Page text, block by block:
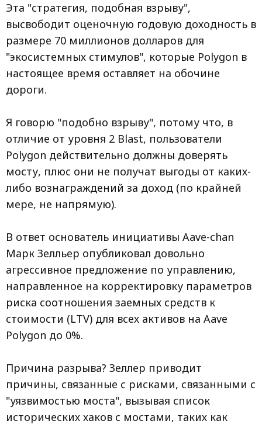
Эта "стратегия, подобная взрыву",
высвободит оценочную годовую доходность в
размере 70 миллионов долларов для
"экосистемных стимулов", которые Polygon в
настоящее время оставляет на обочине
дороги.
Я говорю "подобно взрыву", потому что, в
отличие от уровня 2 Blast, пользователи
Polygon действительно должны доверять
мосту, плюс они не получат выгоды от каких-
либо вознаграждений за доход (по крайней
мере, не напрямую).
В ответ основатель инициативы Aave-chan
Марк Зелльер опубликовал довольно
агрессивное предложение по управлению,
направленное на корректировку параметров
риска соотношения заемных средств к
стоимости (LTV) для всех активов на Aave
Polygon до 0%.
Причина разрыва? Зеллер приводит
причины, связанные с рисками, связанными с
"уязвимостью моста", вызывая список
исторических хаков с мостами, таких как